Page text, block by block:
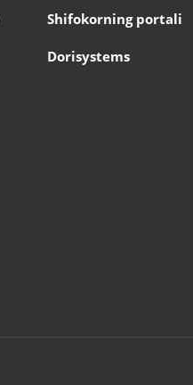
Shifokorning portali
Dorisystems